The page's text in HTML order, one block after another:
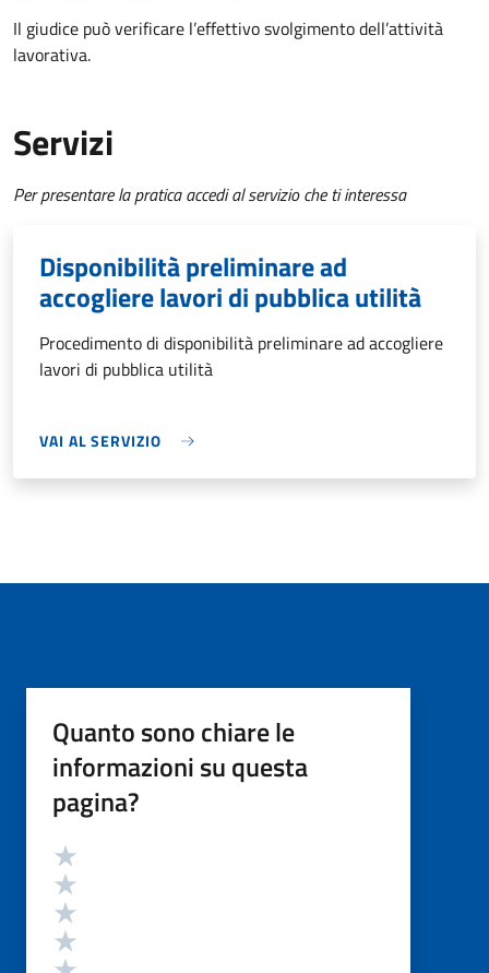
Il giudice può verificare l’effettivo svolgimento dell’attività
lavorativa.
Servizi
Per presentare la pratica accedi al servizio che ti interessa
Disponibilità preliminare ad
accogliere lavori di pubblica utilità
Procedimento di disponibilità preliminare ad accogliere
lavori di pubblica utilità
VAI AL SERVIZIO
Quanto sono chiare le
informazioni su questa
pagina?
Valutazione